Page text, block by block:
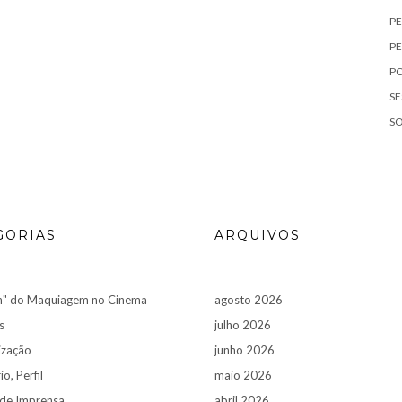
do Maquiagem no Cinema
Perfil
ARQUIVOS
agosto 2026
julho 2026
junho 2026
maio 2026